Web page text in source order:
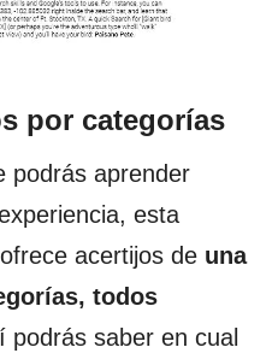
por categorías
podrás aprender
esta
acertijos de una
todos
podrás saber en cual